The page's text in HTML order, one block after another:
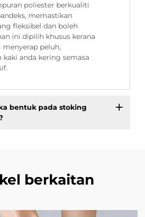
poliester berkualiti
memastikan
fleksibel dan boleh
ini dipilih khusus kerana
peluh,
kaki anda kering semasa
bentuk pada stoking
berkaitan